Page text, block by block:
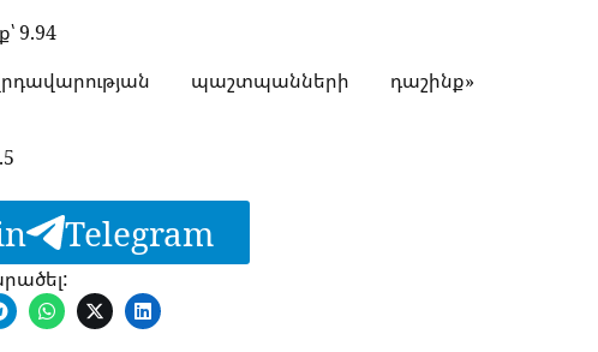
9.94
պաշտպանների դաշինք»
Telegram